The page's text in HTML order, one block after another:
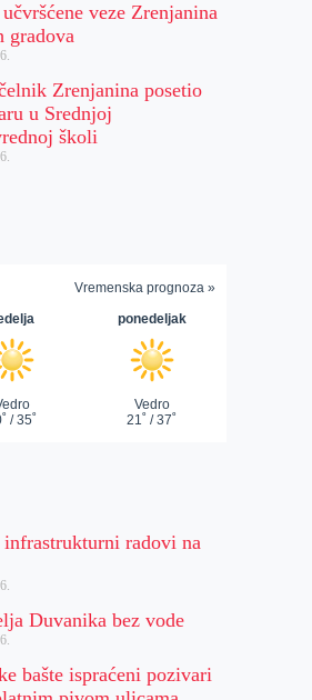
veze Zrenjanina
gradova
Zrenjanina posetio
u Srednjoj
školi
infrastrukturni radovi na
Duvanika bez vode
bašte ispraćeni pozivari